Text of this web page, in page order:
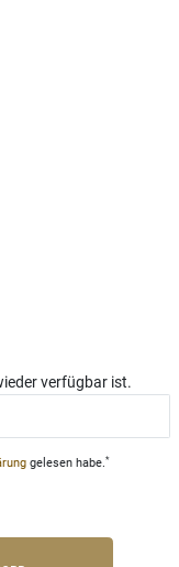
verfügbar ist.
gelesen habe.*